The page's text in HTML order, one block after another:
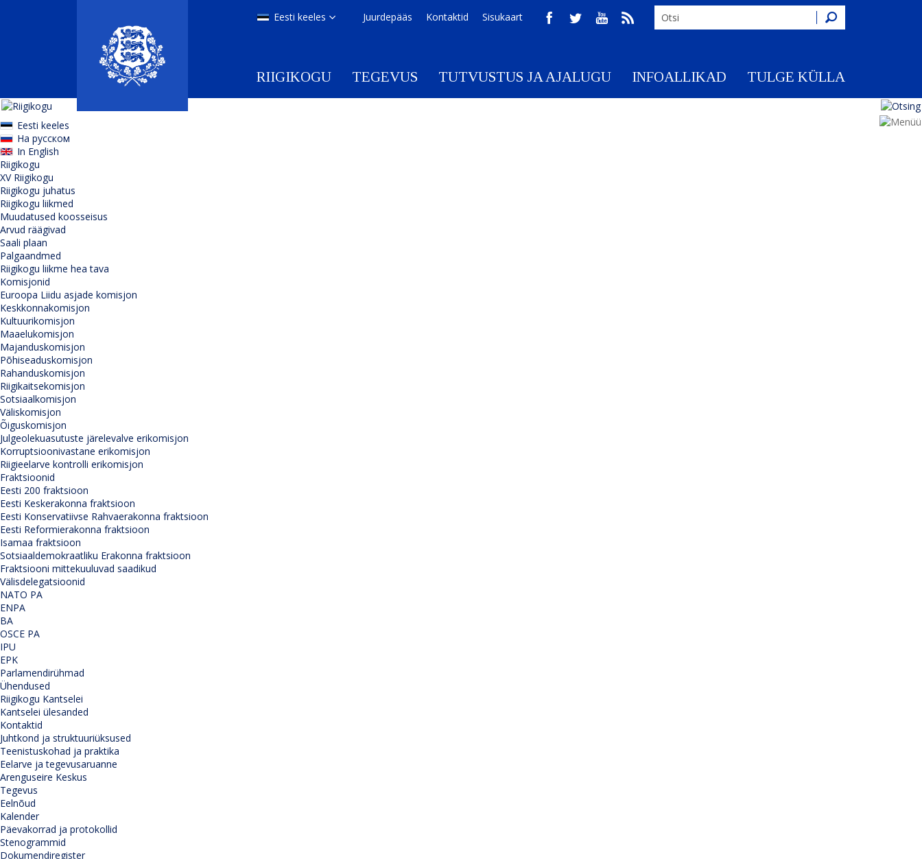
Otsing
Juurdepääs Kontaktid Sisukaart
Eesti keeles
RIIGIKOGU TEGEVUS TUTVUSTUS JA AJALUGU INFOALLIKAD TULGE KÜLLA
Eesti keeles
На русском
In English
Riigikogu
XV Riigikogu
Riigikogu juhatus
Riigikogu liikmed
Muudatused koosseisus
Arvud räägivad
Saali plaan
Palgaandmed
Riigikogu liikme hea tava
Komisjonid
Euroopa Liidu asjade komisjon
Keskkonnakomisjon
Kultuurikomisjon
Maaelukomisjon
Majanduskomisjon
Põhiseaduskomisjon
Rahanduskomisjon
Riigikaitsekomisjon
Sotsiaalkomisjon
Väliskomisjon
Õiguskomisjon
Julgeolekuasutuste järelevalve erikomisjon
Korruptsioonivastane erikomisjon
Riigieelarve kontrolli erikomisjon
Fraktsioonid
Eesti 200 fraktsioon
Eesti Keskerakonna fraktsioon
Eesti Konservatiivse Rahvaerakonna fraktsioon
Eesti Reformierakonna fraktsioon
Isamaa fraktsioon
Sotsiaaldemokraatliku Erakonna fraktsioon
Fraktsiooni mittekuuluvad saadikud
Välisdelegatsioonid
NATO PA
ENPA
BA
OSCE PA
IPU
EPK
Parlamendirühmad
Ühendused
Riigikogu Kantselei
Kantselei ülesanded
Kontaktid
Juhtkond ja struktuuriüksused
Teenistuskohad ja praktika
Eelarve ja tegevusaruanne
Arenguseire Keskus
Tegevus
Eelnõud
Kalender
Päevakorrad ja protokollid
Stenogrammid
Dokumendiregister